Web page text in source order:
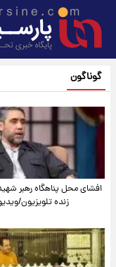
گوناگون
افشای محل پناهگاه‌ رهبر
زنده تلویزیون/